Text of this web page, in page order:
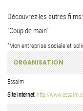
Découvrez les autres films:
"Coup de main"
"Mon entreprise sociale et
ORGANISATION
Essaim
Site internet: http://